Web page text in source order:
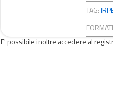
TAG:
E' possibile inoltre accedere al